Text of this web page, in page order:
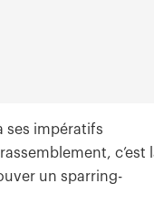
ses impératifs
c’est
un sparring-